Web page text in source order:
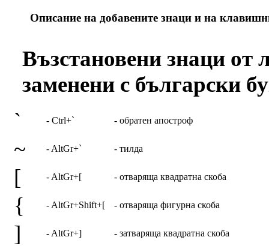
Описание на добавените знаци и на
Възстановени знаци от
заменени с български
`
- Ctrl+` - обратен апостроф
~ - AltGr+` - тилда
[ - AltGr+[ - отваряща квадратна скоба
{ - AltGr+Shift+[ - отваряща фигурна скоба
] - AltGr+] - затваряща квадратна скоба